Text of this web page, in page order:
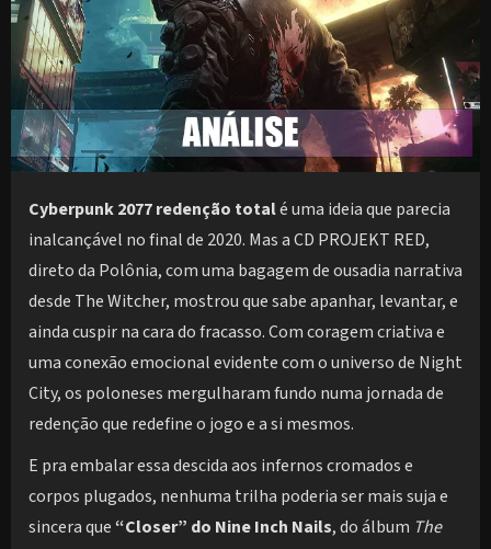
Cyberpunk 2077 redenção totalé uma ideia que parecia
inalcançável no final de 2020. Mas a CD PROJEKT RED,
direto da Polônia, com uma bagagem de ousadia narrativa
desde The Witcher, mostrou que sabe apanhar, levantar, e
ainda cuspir na cara do fracasso. Com coragem criativa e
uma conexão emocional evidente com o universo de Night
City, os poloneses mergulharam fundo numa jornada de
redenção que redefine o jogo e a si mesmos.
E pra embalar essa descida aos infernos cromados e
corpos plugados, nenhuma trilha poderia ser mais suja e
sincera que “Closer” do Nine Inch Nails, do álbum The